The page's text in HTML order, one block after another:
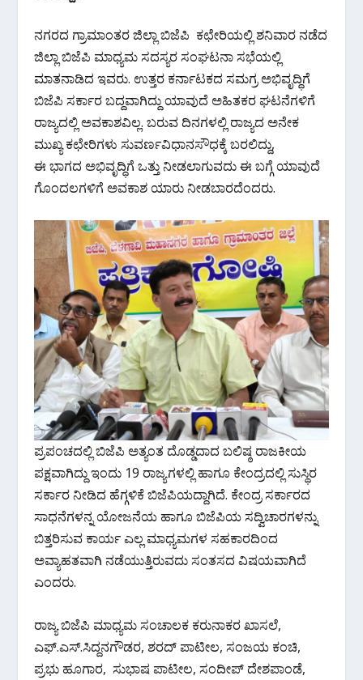
ನಗರದ ಗ್ರಾಮಾಂತರ ಜಿಲ್ಲಾ ಬಿಜೆಪಿ ಕಛೇರಿಯಲ್ಲಿ ಶನಿವಾರ ನಡೆದ
ಜಿಲ್ಲಾ ಬಿಜೆಪಿ ಮಾಧ್ಯಮ ಸದಸ್ಯರ ಸಂಘಟನಾ ಸಭೆಯಲ್ಲಿ
ಮಾತನಾಡಿದ ಇವರು. ಉತ್ತರ ಕರ್ನಾಟಕದ ಸಮಗ್ರ ಅಭಿವೃದ್ಧಿಗೆ
ಬಿಜೆಪಿ ಸರ್ಕಾರ ಬದ್ದವಾಗಿದ್ದು ಯಾವುದೆ ಅಹಿತಕರ ಘಟನೆಗಳಿಗೆ
ರಾಜ್ಯದಲ್ಲಿ ಅವಕಾಶವಿಲ್ಲ. ಬರುವ ದಿನಗಳಲ್ಲಿ ರಾಜ್ಯದ ಅನೇಕ
ಮುಖ್ಯ ಕಛೇರಿಗಳು ಸುವರ್ಣವಿಧಾನಸೌಧಕ್ಕೆ ಬರಲಿದ್ದು,
ಈ ಭಾಗದ ಅಭಿವೃದ್ಧಿಗೆ ಒತ್ತು ನೀಡಲಾಗುವದು ಈ ಬಗ್ಗೆ ಯಾವುದೆ
ಗೊಂದಲಗಳಿಗೆ ಅವಕಾಶ ಯಾರು ನೀಡಬಾರದೆಂದರು.
ಪ್ರಪಂಚದಲ್ಲಿ ಬಿಜೆಪಿ ಅತ್ಯಂತ ದೊಡ್ಡದಾದ ಬಲಿಷ್ಠ ರಾಜಕೀಯ
ಪಕ್ಷವಾಗಿದ್ದು ಇಂದು 19 ರಾಜ್ಯಗಳಲ್ಲಿ ಹಾಗೂ ಕೇಂದ್ರದಲ್ಲಿ ಸುಸ್ಥಿರ
ಸರ್ಕಾರ ನೀಡಿದ ಹೆಗ್ಗಳಿಕೆ ಬಿಜೆಪಿಯದ್ದಾಗಿದೆ. ಕೇಂದ್ರ ಸರ್ಕಾರದ
ಸಾಧನೆಗಳನ್ನ ಯೋಜನೆಯ ಹಾಗೂ ಬಿಜೆಪಿಯ ಸದ್ವಿಚಾರಗಳನ್ನು
ಬಿತ್ತರಿಸುವ ಕಾರ್ಯ ಎಲ್ಲ ಮಾಧ್ಯಮಗಳ ಸಹಕಾರದಿಂದ
ಅವ್ಯಾಹತವಾಗಿ ನಡೆಯುತ್ತಿರುವದು ಸಂತಸದ ವಿಷಯವಾಗಿದೆ
ಎಂದರು.
ರಾಜ್ಯ ಬಿಜೆಪಿ ಮಾಧ್ಯಮ ಸಂಚಾಲಕ ಕರುನಾಕರ ಖಾಸಲೆ,
ಎಫ್.ಎಸ್.ಸಿದ್ದನಗೌಡರ, ಶರದ್ ಪಾಟೀಲ, ಸಂಜಯ ಕಂಚಿ,
ಪ್ರಭು ಹೂಗಾರ, ಸುಭಾಷ ಪಾಟೀಲ, ಸಂದೀಪ್ ದೇಶಪಾಂಡೆ,